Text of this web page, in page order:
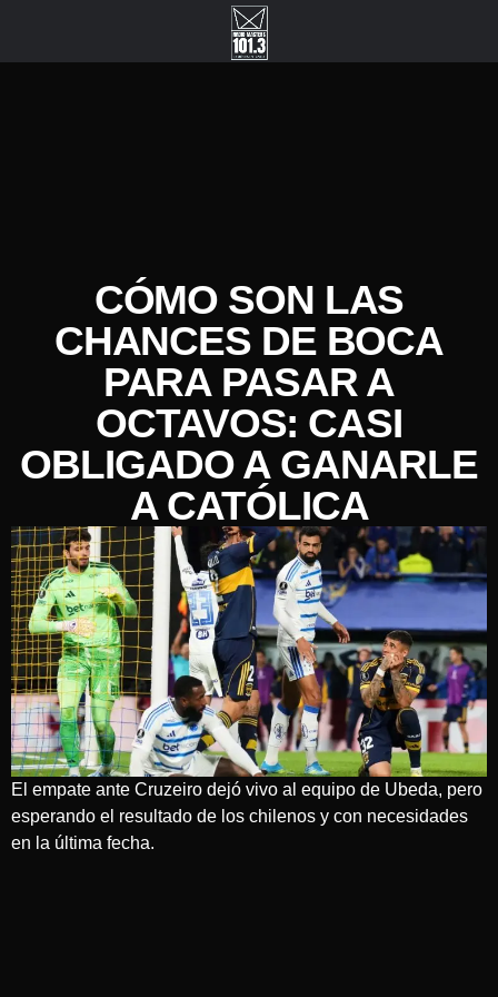
CÓMO SON LAS
CHANCES DE BOCA
PARA PASAR A
OCTAVOS: CASI
OBLIGADO A GANARLE
A CATÓLICA
El empate ante Cruzeiro dejó vivo al equipo de Ubeda, pero
esperando el resultado de los chilenos y con necesidades
en la última fecha.